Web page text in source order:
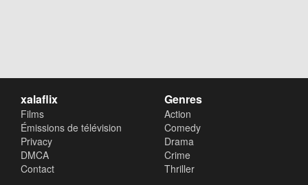
xalaflix
Films
Émissions de télévision
Privacy
DMCA
Contact
Genres
Action
Comedy
Drama
Crime
Thriller